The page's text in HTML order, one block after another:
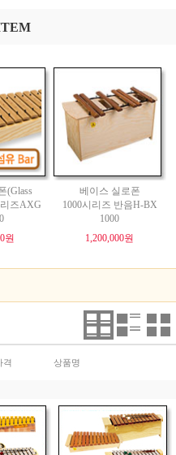
(Glass
즈AXG
원
베이스 실로폰
1000시리즈 반음H-BX
1000
1,200,000원
격 상품명